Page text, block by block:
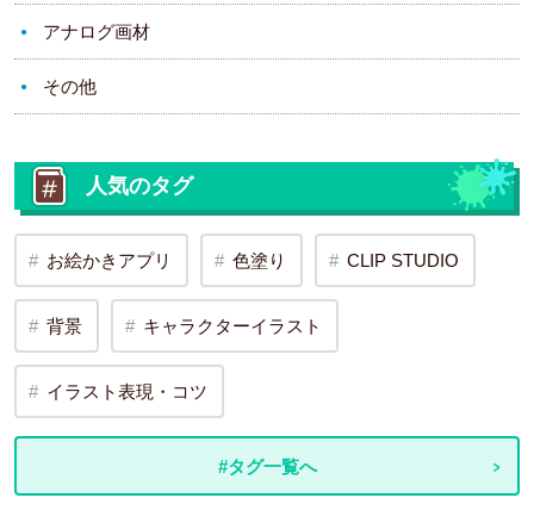
アナログ画材
その他
人気のタグ
お絵かきアプリ 色塗り CLIP STUDIO
背景 キャラクターイラスト
イラスト表現・コツ
#タグ一覧へ